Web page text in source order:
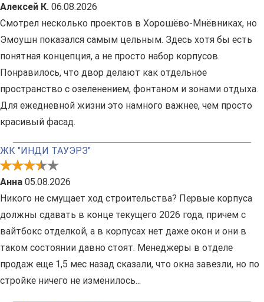
Алексей К. 06.08.2026
Смотрел несколько проектов в Хорошёво-Мнёвниках, но
Эмоушн показался самым цельным. Здесь хотя бы есть
понятная концепция, а не просто набор корпусов.
Понравилось, что двор делают как отдельное
пространство с озеленением, фонтаном и зонами отдыха.
Для ежедневной жизни это намного важнее, чем просто
красивый фасад.
ЖК "ИНДИ ТАУЭРЗ"
Анна 05.08.2026
Никого не смущает ход строительства? Первые корпуса
должны сдавать в конце текущего 2026 года, причем с
вайтбокс отделкой, а в корпусах нет даже окон и они в
таком состоянии давно стоят. Менеджеры в отделе
продаж еще 1,5 мес назад сказали, что окна завезли, но по
стройке ничего не изменилось...